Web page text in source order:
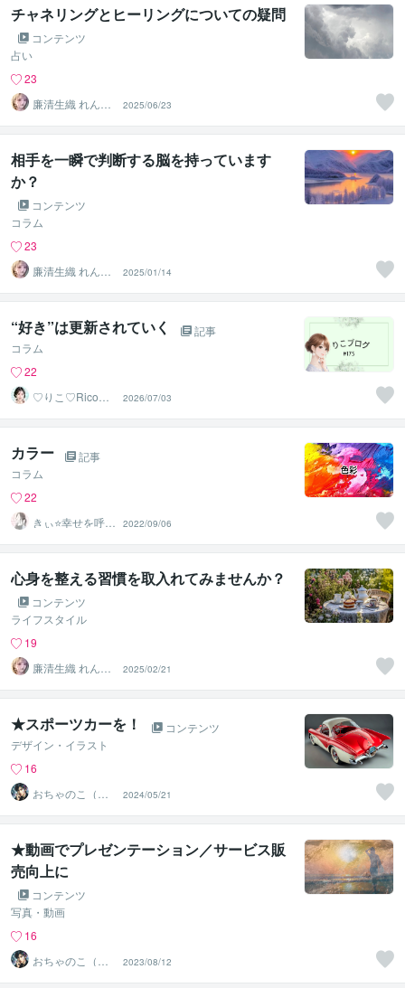
チャネリングとヒーリングについての疑問
コンテンツ
占い
23
廉清生織 れんせ
い さき
2025/06/23
相手を一瞬で判断する脳を持っています
か？
コンテンツ
コラム
23
廉清生織 れんせ
い さき
2025/01/14
“好き”は更新されていく
記事
コラム
22
♡りこ♡Rico｜
第2章
2026/07/03
カラー
記事
コラム
22
きぃ⭐️幸せを呼び
込むふわっと女
神⭐️
2022/09/06
心身を整える習慣を取入れてみませんか？
コンテンツ
ライフスタイル
19
廉清生織 れんせ
い さき
2025/02/21
★スポーツカーを！
コンテンツ
デザイン・イラスト
16
おちゃのこ（御
茶乃子祭々）
2024/05/21
★動画でプレゼンテーション／サービス販
売向上に
コンテンツ
写真・動画
16
おちゃのこ（御
茶乃子祭々）
2023/08/12